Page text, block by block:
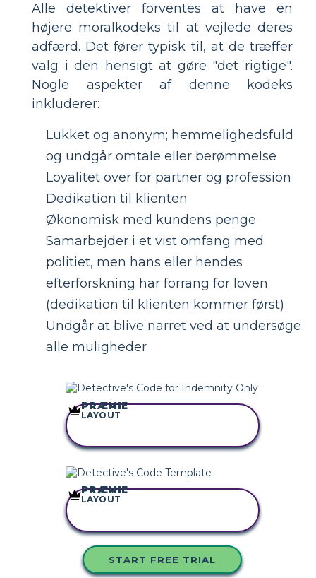
Alle detektiver forventes at have en
højere moralkodeks til at vejlede deres
adfærd. Det fører typisk til, at de træffer
valg i den hensigt at gøre "det rigtige".
Nogle aspekter af denne kodeks
inkluderer:
Lukket og anonym; hemmelighedsfuld
og undgår omtale eller berømmelse
Loyalitet over for partner og profession
Dedikation til klienten
Økonomisk med kundens penge
Samarbejder i et vist omfang med
politiet, men hans eller hendes
efterforskning har forrang for loven
(dedikation til klienten kommer først)
Undgår at blive narret ved at undersøge
alle muligheder
KOPIER DETTE
PRÆMIE
LAYOUT
KOPIER DETTE
PRÆMIE
LAYOUT
START FREE TRIAL